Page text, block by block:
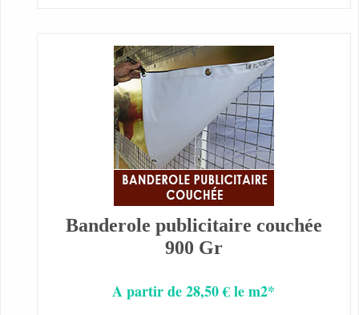
Banderole publicitaire couchée
900 Gr
A partir de 28,50 € le m2*